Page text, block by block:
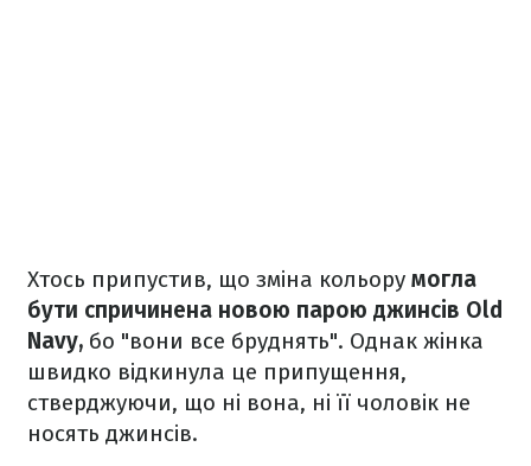
Хтось припустив, що зміна кольору могла
бути спричинена новою парою джинсів Old
Navy, бо "вони все бруднять". Однак жінка
швидко відкинула це припущення,
стверджуючи, що ні вона, ні її чоловік не
носять джинсів.